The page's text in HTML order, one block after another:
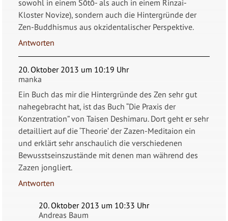
sowohl in einem Sōtō- als auch in einem Rinzai-
Kloster Novize), sondern auch die Hintergründe der
Zen-Buddhismus aus okzidentalischer Perspektive.
Antworten
20. Oktober 2013 um 10:19 Uhr
manka
Ein Buch das mir die Hintergründe des Zen sehr gut
nahegebracht hat, ist das Buch “Die Praxis der
Konzentration” von Taisen Deshimaru. Dort geht er sehr
detailliert auf die ‘Theorie’ der Zazen-Meditaion ein
und erklärt sehr anschaulich die verschiedenen
Bewusstseinszustände mit denen man während des
Zazen jongliert.
Antworten
20. Oktober 2013 um 10:33 Uhr
Andreas Baum